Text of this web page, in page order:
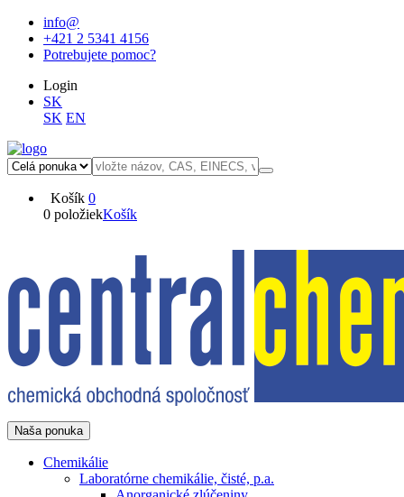
info@
+421 2 5341 4156
Potrebujete pomoc?
Login
SK
SK EN
Košík 0
0 položiekKošík
Naša ponuka
Chemikálie
Laboratórne chemikálie, čisté, p.a.